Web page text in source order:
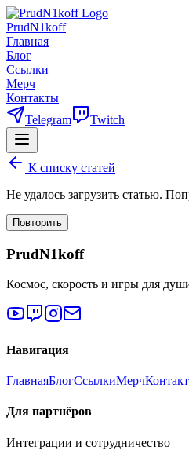
PrudN1koff
Главная
Блог
Ссылки
Мерч
Контакты
Telegram
Twitch
К списку статей
Не удалось загрузить статью.
Повторить
PrudN1koff
Космос, скорость и игры для
Навигация
ГлавнаяБлогСсылкиМерч
Для партнёров
Интеграции и сотрудничество